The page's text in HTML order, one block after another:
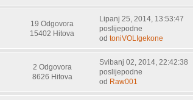
19 Odgovora
15402 Hitova
Lipanj 25, 2014, 13:53:47
poslijepodne
odtoniVOLIgekone
2 Odgovora
8626 Hitova
Svibanj 02, 2014, 22:42:38
poslijepodne
od Raw001